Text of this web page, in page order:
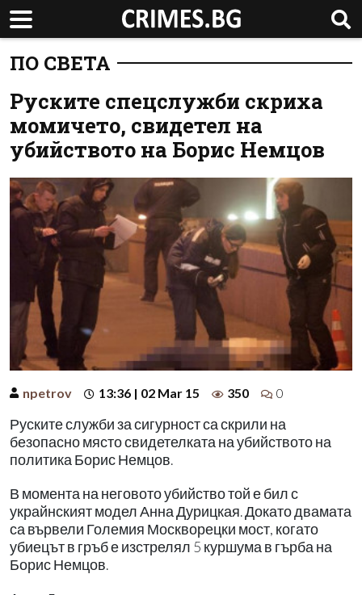
ПО СВЕТА
Руските спецслужби скриха
момичето, свидетел на
убийството на Борис Немцов
npetrov 13:36 | 02 Mar 15 350 0
Руските служби за сигурност са скрили на
безопасно място свидетелката на убийството на
политика Борис Немцов.
В момента на неговото убийство той е бил с
украйнският модел Анна Дурицкая. Докато двамата
са вървели Големия Москворецки мост, когато
убиецът в гръб е изстрелял 5 куршума в гърба на
Борис Немцов.